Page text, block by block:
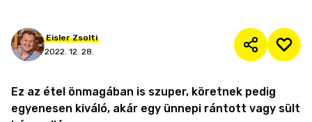
Eisler Zsolti
2022. 12. 28.
Ez az étel önmagában is szuper, köretnek pedig
egyenesen kiváló, akár egy ünnepi rántott vagy sült